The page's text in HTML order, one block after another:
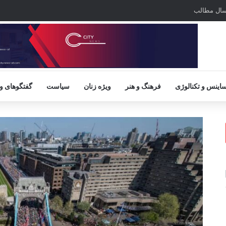
مطالب
و تکنالوژی فرهنگ و هنر ویژه زنان سیاست گفتگوهای